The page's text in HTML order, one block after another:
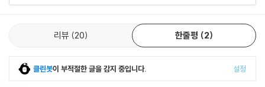
태초의 우주
리뷰 20 한줄평 2
클린봇이 부적절한 글을 감지 중입니다. 설정